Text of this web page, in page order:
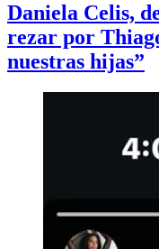
Daniela Celis,
rezar por
nuestras hijas”